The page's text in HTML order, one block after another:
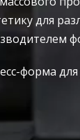
для
форма